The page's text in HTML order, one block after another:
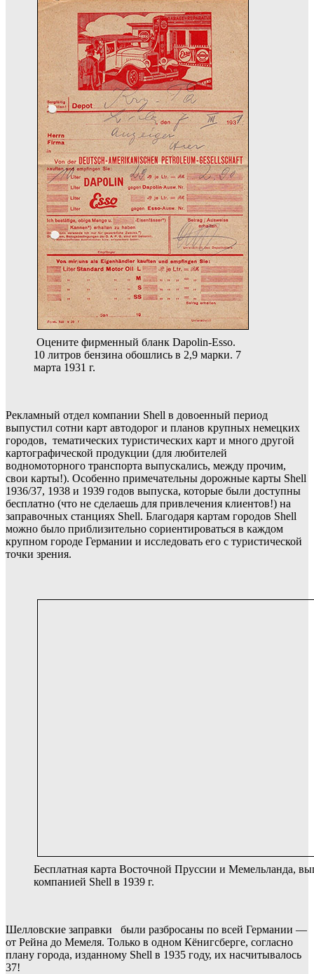
Оцените фирменный бланк Dapolin-Esso.
10 литров бензина обошлись в 2,9 марки. 7
марта 1931 г.
Рекламный отдел компании Shell в довоенный период
выпустил сотни карт автодорог и планов крупных немецких
городов, тематических туристических карт и много другой
картографической продукции (для любителей
водномоторного транспорта выпускались, между прочим,
свои карты!). Особенно примечательны дорожные карты Shell
1936/37, 1938 и 1939 годов выпуска, которые были доступны
бесплатно (что не сделаешь для привлечения клиентов!) на
заправочных станциях Shell. Благодаря картам городов Shell
можно было приблизительно сориентироваться в каждом
крупном городе Германии и исследовать его с туристической
точки зрения.
Бесплатная карта Восточной Пруссии и Мемельланда,
компанией Shell в 1939 г.
Шелловские заправки были разбросаны по всей Германии —
от Рейна до Мемеля. Только в одном Кёнигсберге, согласно
плану города, изданному Shell в 1935 году, их насчитывалось
37!